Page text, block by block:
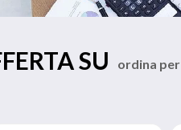
SU
ordina per